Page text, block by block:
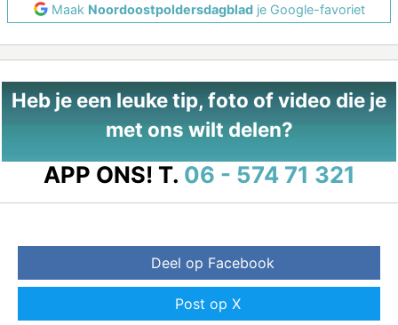
Maak Noordoostpoldersdagbladje Google-favoriet
Heb je een leuke tip, foto of video die je
met ons wilt delen?
APP ONS! T. 06 - 574 71 321
Deel op Facebook
Post op X